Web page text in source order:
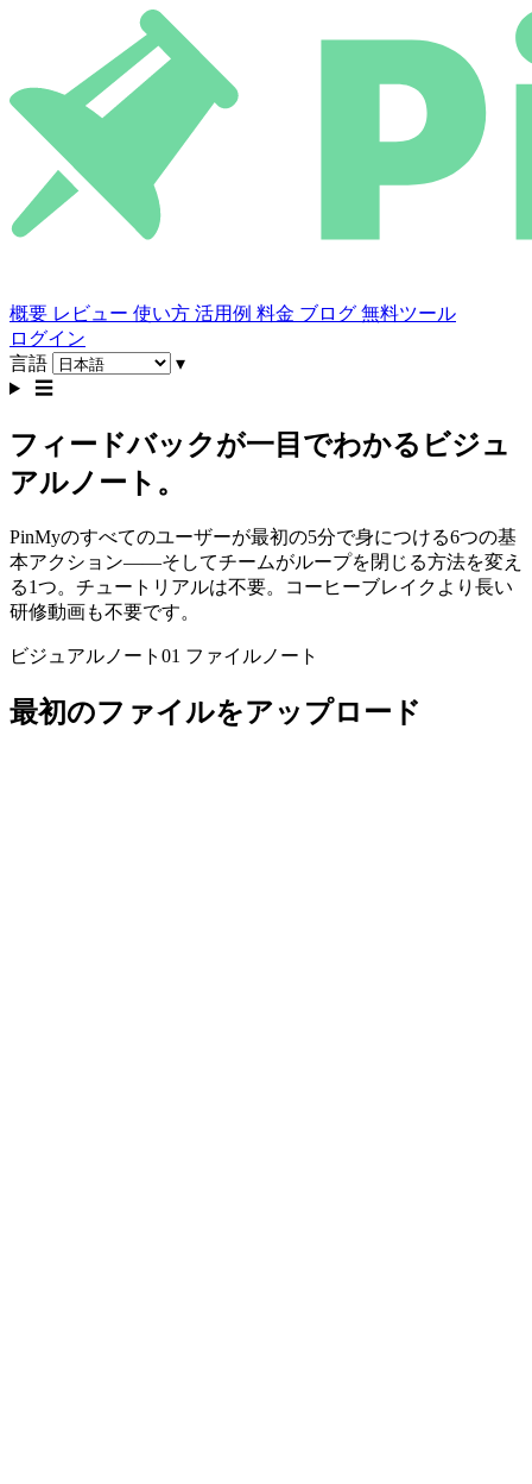
概要 レビュー 使い方 活用例 料金 ブログ 無料ツール
ログイン
言語
▾
☰
フィードバックが一目でわかるビジュ
アルノート。
PinMyのすべてのユーザーが最初の5分で身につける6つの基
本アクション——そしてチームがループを閉じる方法を変え
る1つ。チュートリアルは不要。コーヒーブレイクより長い
研修動画も不要です。
ビジュアルノート01 ファイルノート
最初のファイルをアップロード